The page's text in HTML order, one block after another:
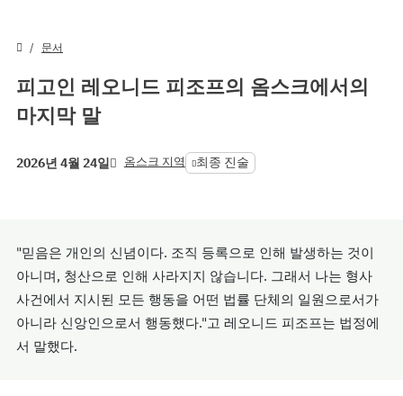
문서
피고인 레오니드 피조프의 옴스크에서의
마지막 말
2026년 4월 24일 옴스크 지역 최종 진술
"믿음은 개인의 신념이다. 조직 등록으로 인해 발생하는 것이
아니며, 청산으로 인해 사라지지 않습니다. 그래서 나는 형사
사건에서 지시된 모든 행동을 어떤 법률 단체의 일원으로서가
아니라 신앙인으로서 행동했다."고 레오니드 피조프는 법정에
서 말했다.